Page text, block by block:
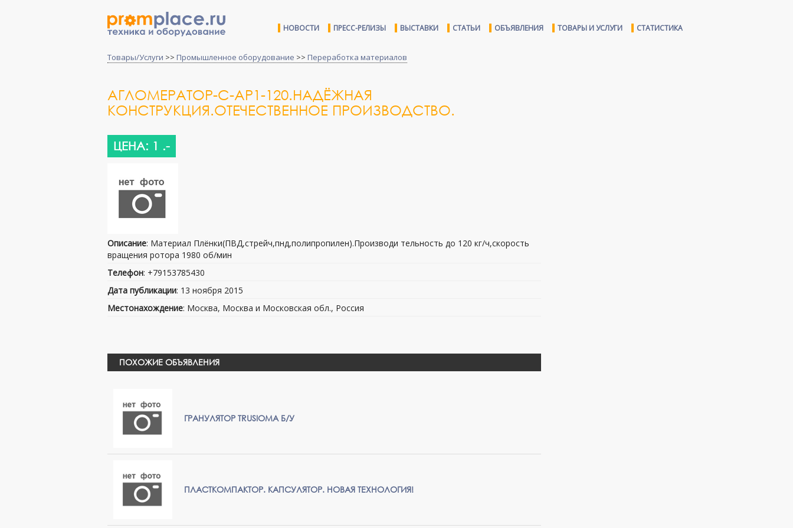
НОВОСТИ ПРЕСС-РЕЛИЗЫ ВЫСТАВКИ СТАТЬИ ОБЪЯВЛЕНИЯ ТОВАРЫ И УСЛУГИ СТАТИСТИКА
Товары/Услуги >> Промышленное оборудование >> Переработка материалов
АГЛОМЕРАТОР-С-АР1-120.НАДЁЖНАЯ
КОНСТРУКЦИЯ.ОТЕЧЕСТВЕННОЕ ПРОИЗВОДСТВО.
ЦЕНА: 1 .-
Описание: Материал Плёнки(ПВД,стрейч,пнд,полипропилен).Производи тельность до 120 кг/ч,скорость
вращения ротора 1980 об/мин
Телефон: +79153785430
Дата публикации: 13 ноября 2015
Местонахождение: Москва, Москва и Московская обл., Россия
ПОХОЖИЕ ОБЪЯВЛЕНИЯ
ГРАНУЛЯТОР TRUSIOMA Б/У
ПЛАСТКОМПАКТОР. КАПСУЛЯТОР. НОВАЯ ТЕХНОЛОГИЯ!